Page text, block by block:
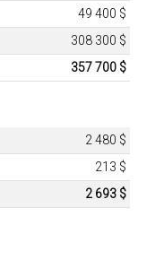
49 400 $
308 300 $
357 700 $
2 480 $
213 $
2 693 $